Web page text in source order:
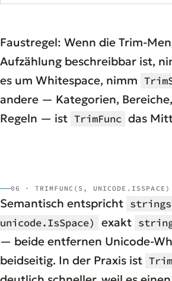
Faustregel: Wenn die Trim-
Aufzählung beschreibbar ist,
es um Whitespace, nimm
andere — Kategorien,
Regeln — ist TrimFunc das
06 · TRIMFUNC(S, UNICODE.ISSPACE)
Semantisch entspricht
unicode.IsSpace)
exakt
— beide entfernen Unicode-
beidseitig. In der Praxis ist